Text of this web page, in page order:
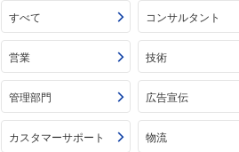
すべて コンサルタント
営業 技術
管理部門 広告宣伝
カスタマーサポート 物流